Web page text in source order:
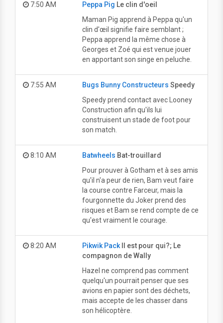
7:50 AM Peppa Pig Le clin d'oeil
Maman Pig apprend à Peppa qu'un
clin d'œil signifie faire semblant ;
Peppa apprend la même chose à
Georges et Zoé qui est venue jouer
en apportant son singe en peluche.
7:55 AM Bugs Bunny Constructeurs Speedy
Speedy prend contact avec Looney
Construction afin qu'ils lui
construisent un stade de foot pour
son match.
8:10 AM Batwheels Bat-trouillard
Pour prouver à Gotham et à ses amis
qu'il n'a peur de rien, Bam veut faire
la course contre Farceur, mais la
fourgonnette du Joker prend des
risques et Bam se rend compte de ce
qu'est vraiment le courage.
8:20 AM Pikwik PackIl est pour qui?; Le
compagnon de Wally
Hazel ne comprend pas comment
quelqu'un pourrait penser que ses
avions en papier sont des déchets,
mais accepte de les chasser dans
son hélicoptère.